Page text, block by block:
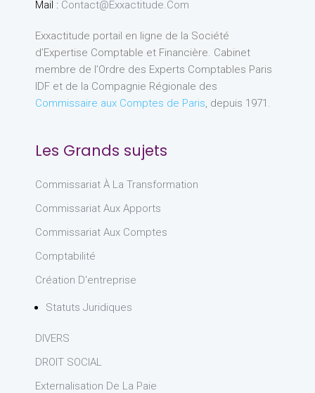
Mail : Contact@exxactitude.com
Exxactitude portail en ligne de la Société
d’Expertise Comptable et Financière. Cabinet
membre de l’Ordre des Experts Comptables Paris
IDF et de la Compagnie Régionale des
Commissaire aux Comptes de Paris , depuis 1971.
Les Grands sujets
Commissariat À La Transformation
Commissariat Aux Apports
Commissariat Aux Comptes
Comptabilité
Création D'entreprise
Statuts Juridiques
DIVERS
DROIT SOCIAL
Externalisation De La Paie